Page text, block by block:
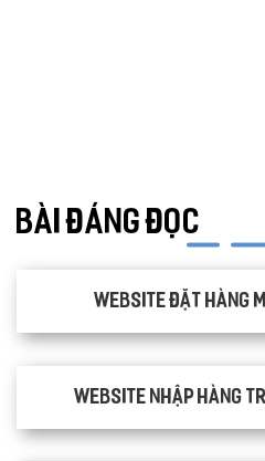
BÀI ĐÁNG ĐỌC
Website đặt hàng
Website nhập hàng